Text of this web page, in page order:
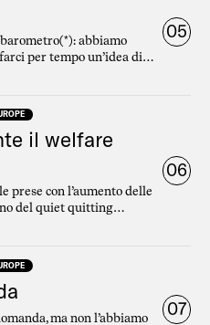
abbiamo
per tempo un’idea di
e che non troverai
05
il welfare
prese con l’aumento delle
del quiet quitting
diventa sempre più un
06
ma non l’abbiamo
07